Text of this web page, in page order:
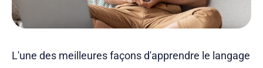
L'une des meilleures façons d'apprendre le langage